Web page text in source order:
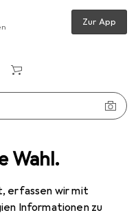
Wahl.
erfassen wir mit
Informationen zu
Zur App
Direkt 8099, Eck- und Mitt